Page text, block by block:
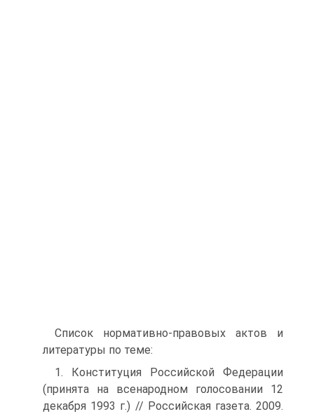
Список нормативно-правовых актов и
литературы по теме:
1. Конституция Российской Федерации
(принята на всенародном голосовании 12
декабря 1993 г.) // Российская газета. 2009.